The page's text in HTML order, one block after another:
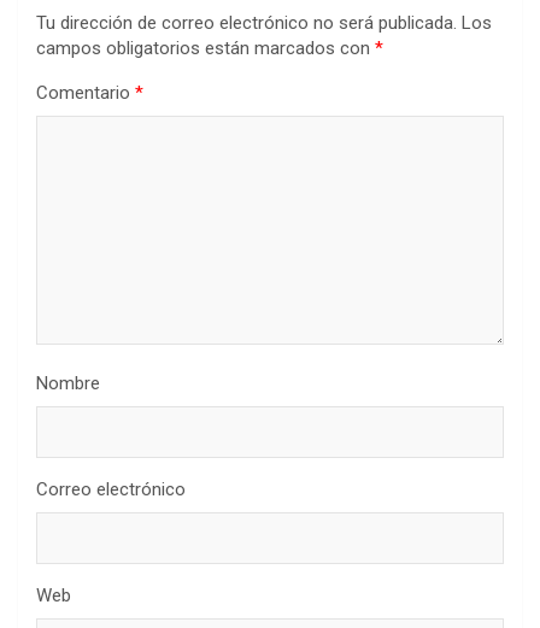
Tu dirección de correo electrónico no será publicada. Los
campos obligatorios están marcados con *
Comentario *
Nombre
Correo electrónico
Web